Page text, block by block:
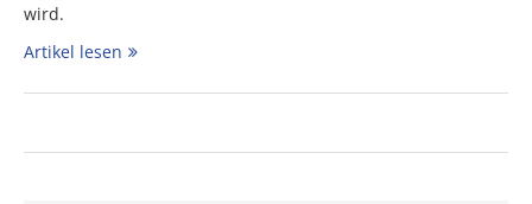
wird.
Artikel lesen